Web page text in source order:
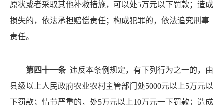
原状或者采取其他补救措施，可以处5万元以下罚款；造成
损失的，依法承担赔偿责任；构成犯罪的，依法追究刑事
责任。
第四十一条 违反本条例规定，有下列行为之一的，由
县级以上人民政府农业农村主管部门处5000元以上5万元以
下罚款；情节严重的，处5万元以上10万元一下罚款；造成